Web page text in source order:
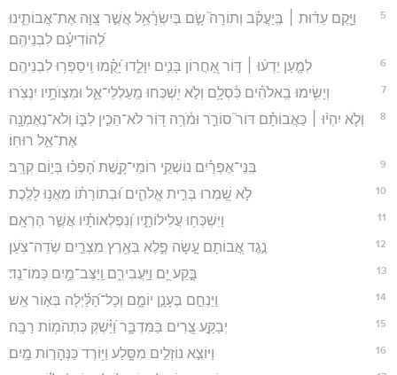
5
וַיָּ֤קֶם עֵד֨וּת ׀ בְּֽיַעֲקֹ֗ב וְתוֹרָה֮ שָׂ֤ם בְּיִשְׂרָ֫אֵ֥ל אֲשֶׁ֣ר צִ֭וָּה אֶת־אֲבוֹתֵ֑ינוּ
לְ֝הוֹדִיעָ֗ם לִבְנֵיהֶֽם׃
6 לְמַ֤עַן יֵדְע֨וּ ׀ דּ֣וֹר אַ֭חֲרוֹן בָּנִ֣ים יִוָּלֵ֑דוּ יָ֝קֻ֗מוּ וִֽיסַפְּר֥וּ לִבְנֵיהֶֽם׃
7 וְיָשִׂ֥ימוּ בֵֽאלֹהִ֗ים כִּ֫סְלָ֥ם וְלֹ֣א יִ֭שְׁכְּחוּ מַֽעַלְלֵי־אֵ֑ל וּמִצְוֺתָ֥יו יִנְצֹֽרוּ׃
8
וְלֹ֤א יִהְי֨וּ ׀ כַּאֲבוֹתָ֗ם דּוֹר֮ סוֹרֵ֪ר וּמֹ֫רֶ֥ה דּ֭וֹר לֹא־הֵכִ֣ין לִבּ֑וֹ וְלֹא־נֶאֶמְנָ֖ה
אֶת־אֵ֣ל רוּחֽוֹ׃
9 בְּֽנֵי־אֶפְרַ֗יִם נוֹשְׁקֵ֥י רוֹמֵי־קָ֑שֶׁת הָ֝פְכ֗וּ בְּי֣וֹם קְרָֽב׃
10 לֹ֣א שָׁ֭מְרוּ בְּרִ֣ית אֱלֹהִ֑ים וּ֝בְתוֹרָת֗וֹ מֵאֲנ֥וּ לָלֶֽכֶת׃
11 וַיִּשְׁכְּח֥וּ עֲלִילוֹתָ֑יו וְ֝נִפְלְאוֹתָ֗יו אֲשֶׁ֣ר הֶרְאָֽם׃
12 נֶ֣גֶד אֲ֭בוֹתָם עָ֣שָׂה פֶ֑לֶא בְּאֶ֖רֶץ מִצְרַ֣יִם שְׂדֵה־צֹֽעַן׃
13 בָּ֣קַע יָ֭ם וַיַּֽעֲבִירֵ֑ם וַֽיַּצֶּב־מַ֥יִם כְּמוֹ־נֵֽד׃
14 וַיַּנְחֵ֣ם בֶּעָנָ֣ן יוֹמָ֑ם וְכָל־הַ֝לַּ֗יְלָה בְּא֣וֹר אֵֽשׁ׃
15 יְבַקַּ֣ע צֻ֭רִים בַּמִּדְבָּ֑ר וַ֝יַּ֗שְׁקְ כִּתְהֹמ֥וֹת רַבָּֽה׃
16 וַיּוֹצִ֣א נוֹזְלִ֣ים מִסָּ֑לַע וַיּ֖וֹרֶד כַּנְּהָר֣וֹת מָֽיִם׃